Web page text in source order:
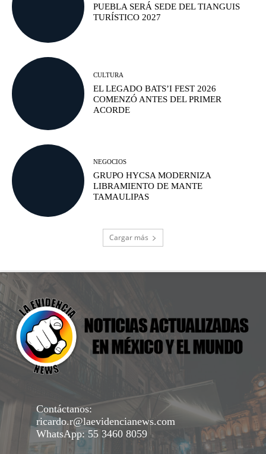
PUEBLA SERÁ SEDE DEL TIANGUIS
TURÍSTICO 2027
CULTURA
EL LEGADO BATS’I FEST 2026
COMENZÓ ANTES DEL PRIMER
ACORDE
NEGOCIOS
GRUPO HYCSA MODERNIZA
LIBRAMIENTO DE MANTE
TAMAULIPAS
Cargar más
Contáctanos:
ricardo.r@laevidencianews.com
WhatsApp: 55 3460 8059